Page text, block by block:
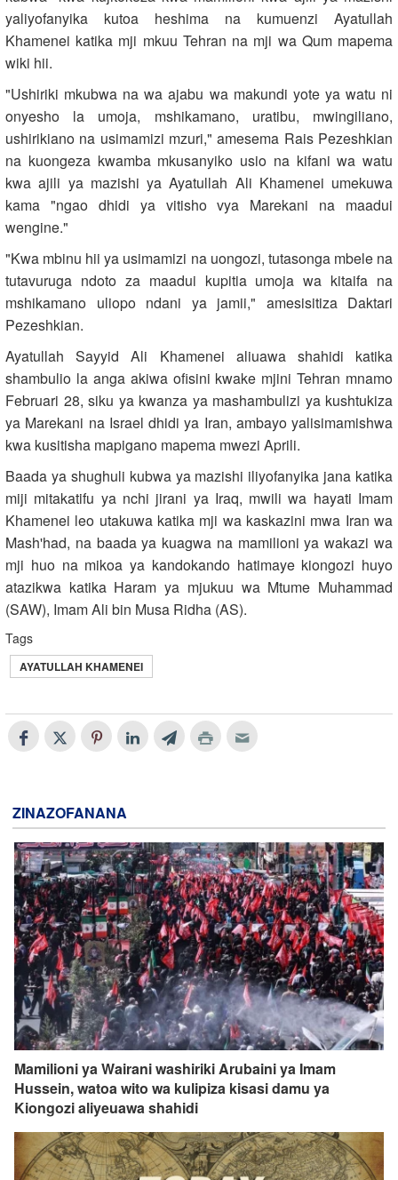
yaliyofanyika kutoa heshima na kumuenzi Ayatullah
Khamenei katika mji mkuu Tehran na mji wa Qum mapema
wiki hii.
"Ushiriki mkubwa na wa ajabu wa makundi yote ya watu ni
onyesho la umoja, mshikamano, uratibu, mwingiliano,
ushirikiano na usimamizi mzuri," amesema Rais Pezeshkian
na kuongeza kwamba mkusanyiko usio na kifani wa watu
kwa ajili ya mazishi ya Ayatullah Ali Khamenei umekuwa
kama "ngao dhidi ya vitisho vya Marekani na maadui
wengine."
"Kwa mbinu hii ya usimamizi na uongozi, tutasonga mbele na
tutavuruga ndoto za maadui kupitia umoja wa kitaifa na
mshikamano uliopo ndani ya jamii," amesisitiza Daktari
Pezeshkian.
Ayatullah Sayyid Ali Khamenei aliuawa shahidi katika
shambulio la anga akiwa ofisini kwake mjini Tehran mnamo
Februari 28, siku ya kwanza ya mashambulizi ya kushtukiza
ya Marekani na Israel dhidi ya Iran, ambayo yalisimamishwa
kwa kusitisha mapigano mapema mwezi Aprili.
Baada ya shughuli kubwa ya mazishi iliyofanyika jana katika
miji mitakatifu ya nchi jirani ya Iraq, mwili wa hayati Imam
Khamenei leo utakuwa katika mji wa kaskazini mwa Iran wa
Mash'had, na baada ya kuagwa na mamilioni ya wakazi wa
mji huo na mikoa ya kandokando hatimaye kiongozi huyo
atazikwa katika Haram ya mjukuu wa Mtume Muhammad
(SAW), Imam Ali bin Musa Ridha (AS).
Tags
AYATULLAH KHAMENEI
ZINAZOFANANA
Mamilioni ya Wairani washiriki Arubaini ya Imam
Hussein, watoa wito wa kulipiza kisasi damu ya
Kiongozi aliyeuawa shahidi